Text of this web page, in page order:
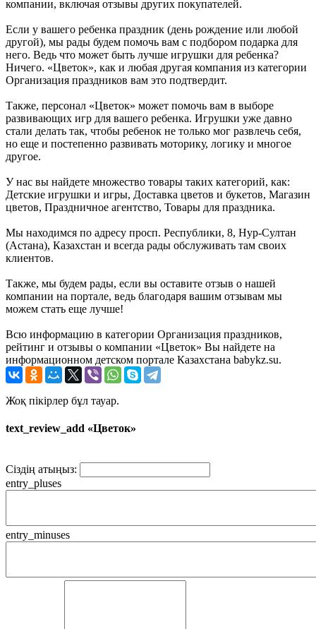
компании, включая отзывы других покупателей.
Если у вашего ребенка праздник (день рождение или любой
другой), мы рады будем помочь вам с подбором подарка для
него. Ведь что может быть лучше игрушки для ребенка?
Ничего. «Цветок», как и любая другая компания из категории
Организация праздников вам это подтвердит.
Также, персонал «Цветок» может помочь вам в выборе
развивающих игр для вашего ребенка. Игрушки уже давно
стали делать так, чтобы ребенок не только мог развлечь себя,
но еще и постепенно развивать моторику, логику и многое
другое.
У нас вы найдете множество товары таких категорий, как:
Детские игрушки и игры, Доставка цветов и букетов, Магазин
цветов, Праздничное агентство, Товары для праздника.
Мы находимся по адресу просп. Республики, 8, Нур-Султан
(Астана), Казахстан и всегда рады обслуживать там своих
клиентов.
Также, мы будем рады, если вы оставите отзыв о нашей
компании на портале, ведь благодаря вашим отзывам мы
можем стать еще лучше!
Всю информацию в категории Организация праздников,
рейтинг и отзывы о компании «Цветок» Вы найдете на
информационном детском портале Казахстана babykz.su.
Жоқ пікірлер бұл тауар.
text_review_add «Цветок»
Сіздің атыңыз:
entry_pluses
entry_minuses